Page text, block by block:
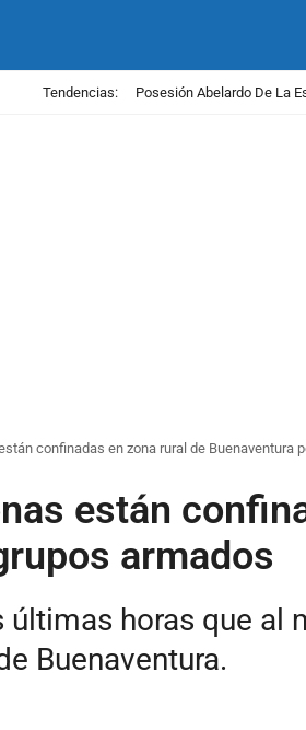
Tendencias: Posesión Abelardo De La
confinadas en zona rural de Buenaventura
están
armados
últimas horas que
Buenaventura.